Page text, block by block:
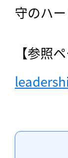
守のハー
【参照